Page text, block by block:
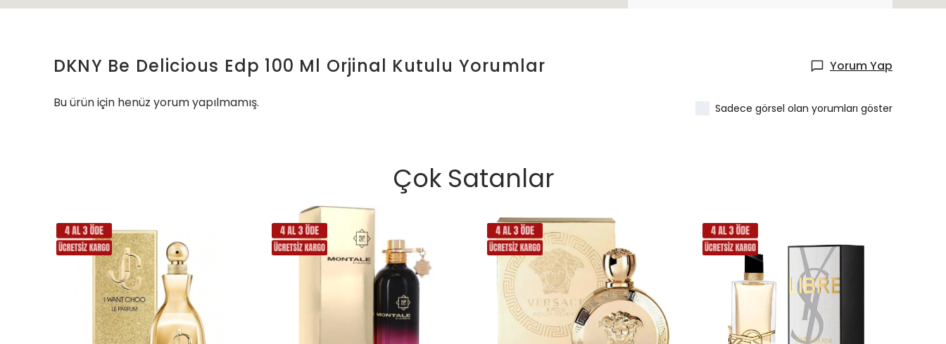
DKNY Be Delicious Edp 100 Ml Orjinal Kutulu Yorumlar Yorum Yap
Bu ürün için henüz yorum yapılmamış. Sadece görsel olan yorumları göster
Çok Satanlar